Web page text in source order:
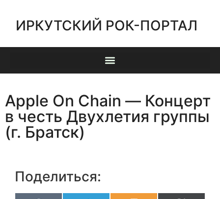
ИРКУТСКИЙ РОК-ПОРТАЛ
Apple On Chain — Концерт
в честь Двухлетия группы
(г. Братск)
Поделиться: